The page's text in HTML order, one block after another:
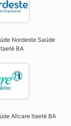
Nordeste Saúde
Itaeté BA
Allcare Itaeté BA​